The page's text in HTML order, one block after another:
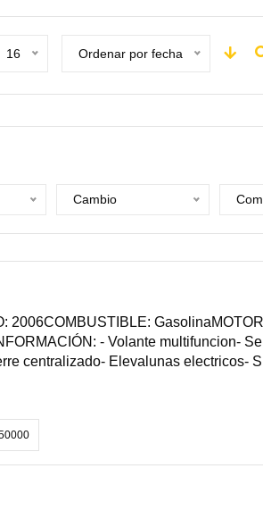
16 Ordenar por fecha
Cambio
2006COMBUSTIBLE:
- Volante multifuncion-
centralizado- Elevalunas electricos-